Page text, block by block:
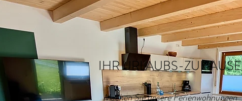
IHR URLAUBS-ZUHAUSE
Machen Sie unsere Ferienwohnungen